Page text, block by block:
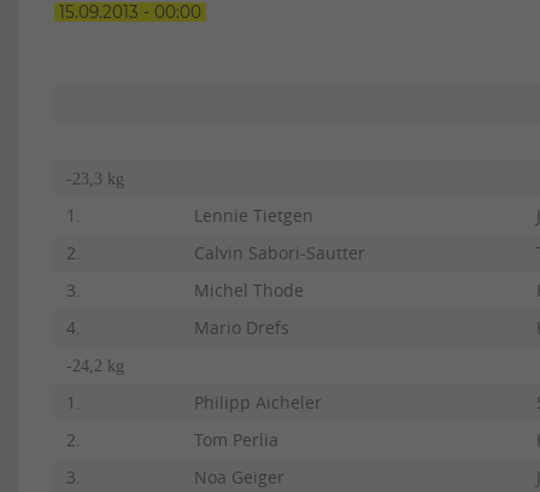
15.09.2013 - 00:00
-23,3 kg
1. Lennie Tietgen
2.
Calvin Sabori-Sautter
3.
Michel Thode
4.
Mario Drefs
-24,2 kg
1. Philipp Aicheler
2.
Tom Perlia
3.
Noa Geiger